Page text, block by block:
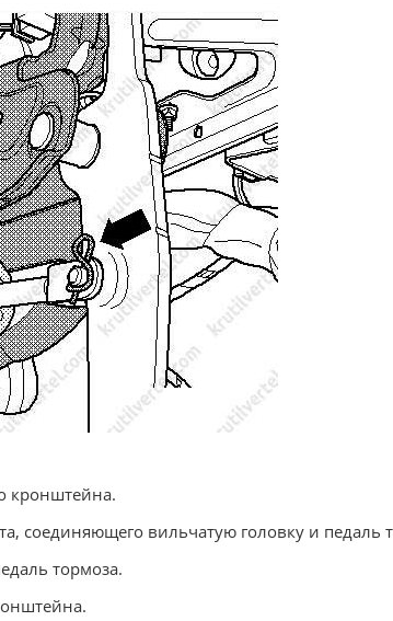
кронштейна.
соединяющего вильчатую головку и педаль
тормоза.